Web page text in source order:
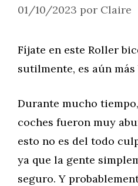
01/10/2023 por Claire
Fíjate en este Roller
sutilmente, es aún
Durante mucho
coches fueron muy
esto no es del todo
ya que la gente
seguro. Y